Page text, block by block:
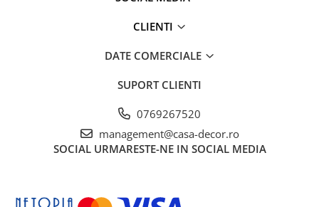
CLIENTI
DATE COMERCIALE
SUPORT CLIENTI
0769267520
management@casa-decor.ro
SOCIAL URMARESTE-NE IN SOCIAL MEDIA